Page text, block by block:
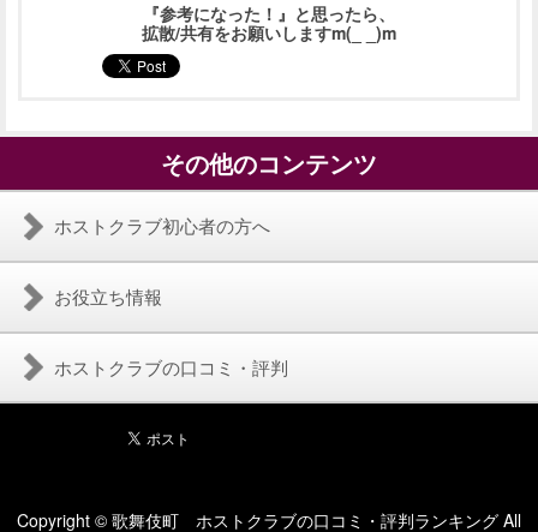
『参考になった！』と思ったら、
拡散/共有をお願いしますm(_ _)m
その他のコンテンツ
ホストクラブ初心者の方へ
お役立ち情報
ホストクラブの口コミ・評判
Copyright © 歌舞伎町 ホストクラブの口コミ・評判ランキング All